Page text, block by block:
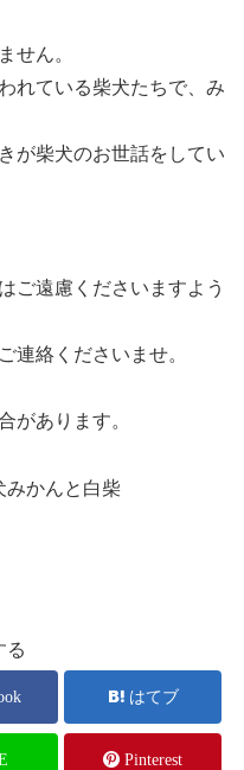
せん。
れている柴犬たちで、み
が柴犬のお世話をしてい
ご遠慮くださいますよう
連絡くださいませ。
があります。
みかんと白柴
る
はてブ
Pinterest